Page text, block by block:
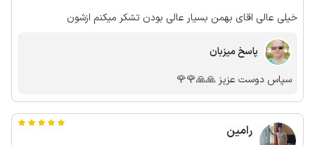
خیلی عالی اقای بهمن بسیار عالی بودن تشکر میکنم ازشون
پاسخ میزبان
سپاس دوست عزیز 🙏🙏🌹🌹
رامین